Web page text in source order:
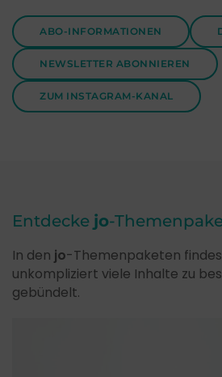
ABO-INFORMATIONEN
NEWSLETTER ABONNIEREN
ZUM INSTAGRAM-KANAL
Entdecke jo-
In den jo-Themenpaketen
unkompliziert viele Inhalte zu
gebündelt.